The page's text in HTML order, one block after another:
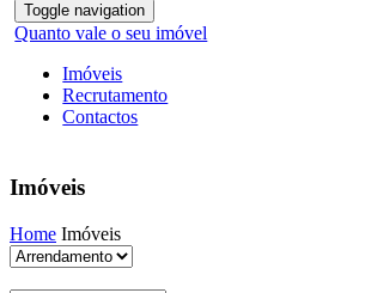
Toggle navigation
Quanto vale o seu imóvel
Imóveis
Recrutamento
Contactos
Imóveis
Home Imóveis